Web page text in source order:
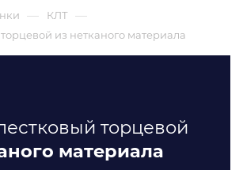
— КЛТ —
из нетканого материала
торцевой
материала